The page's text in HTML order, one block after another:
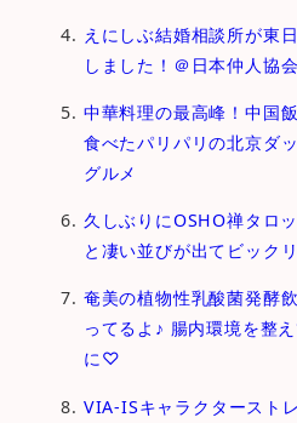
えにしぶ結婚相談所が東
しました！＠日本仲人協会
中華料理の最高峰！中国
食べたパリパリの北京ダ
グルメ
久しぶりにOSHO禅タロ
と凄い並びが出てビック
奄美の植物性乳酸菌発酵
ってるよ♪ 腸内環境を整
に♡
VIA-ISキャラクタースト